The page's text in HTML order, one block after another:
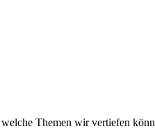
Themen wir vertiefen